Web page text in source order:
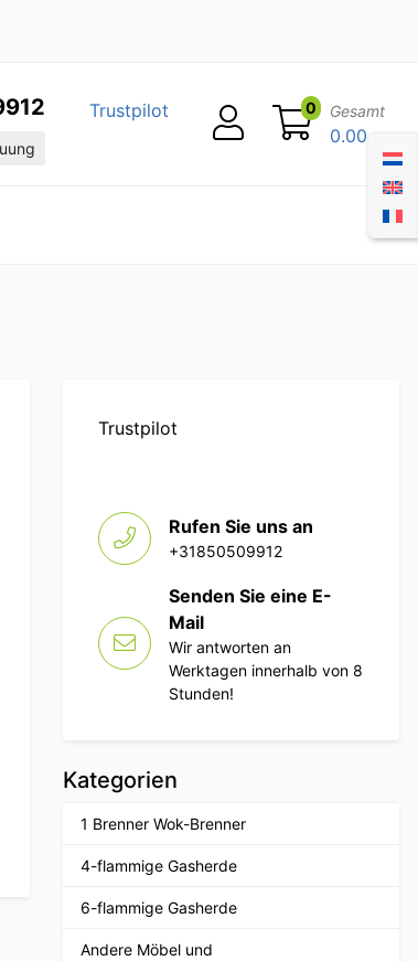
Trustpilot 0 Gesamt
0.00
35,5 cm 2,2 Liter Catering Menge
Trustpilot
Rufen Sie uns an
+31850509912
Senden Sie eine E-
Mail
Wir antworten an
Werktagen innerhalb von 8
Stunden!
Kategorien
1 Brenner Wok-Brenner
4-flammige Gasherde
6-flammige Gasherde
Andere Möbel und